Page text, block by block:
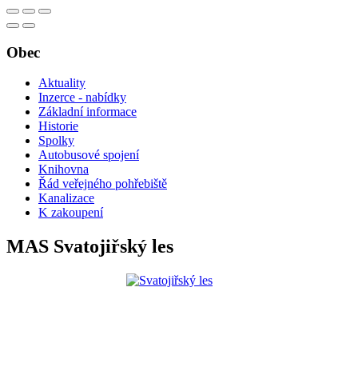
Obec
Aktuality
Inzerce - nabídky
Základní informace
Historie
Spolky
Autobusové spojení
Knihovna
Řád veřejného pohřebiště
Kanalizace
K zakoupení
MAS Svatojiřský les